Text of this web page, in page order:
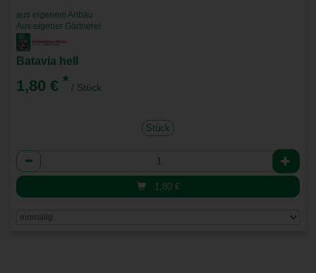
aus eigenem Anbau
Aus eigener Gärtnerei
Batavia hell
1,80 € * / Stück
Stück
Anzahl
1,80 €